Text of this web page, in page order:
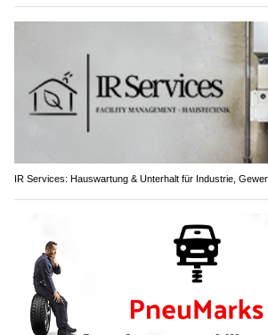
IR Services: Hauswartung & Unterhalt für Industrie,